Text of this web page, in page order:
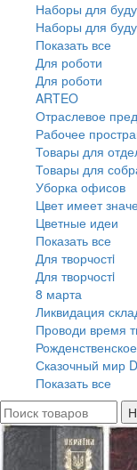
Наборы для
Наборы для
Показать все
Для роботи
Для роботи
ARTEO
Отраслевое
Рабочее
Товары для
Товары для
Уборка офисов
Цвет имеет
Цветные идеи
Показать все
Для творчостi
Для творчостi
8 марта
Ликвидация
Проводи время
Сказочный мир
Показать все